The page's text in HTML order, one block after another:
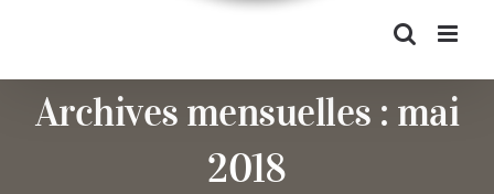
Archives mensuelles : mai
2018